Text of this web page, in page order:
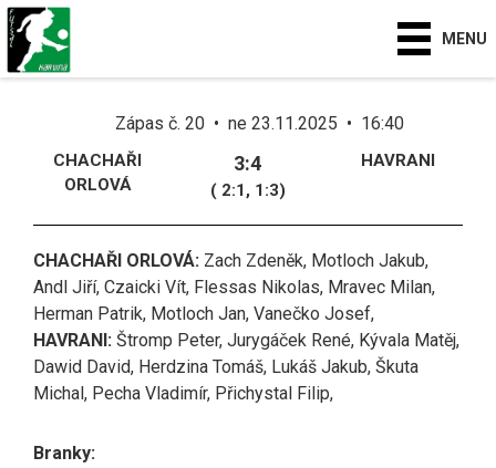
MENU
Zápas č. 20 • ne 23.11.2025 • 16:40
CHACHAŘI
ORLOVÁ
3:4
( 2:1, 1:3)
HAVRANI
CHACHAŘI ORLOVÁ: Zach Zdeněk, Motloch Jakub,
Andl Jiří, Czaicki Vít, Flessas Nikolas, Mravec Milan,
Herman Patrik, Motloch Jan, Vanečko Josef,
HAVRANI: Štromp Peter, Jurygáček René, Kývala Matěj,
Dawid David, Herdzina Tomáš, Lukáš Jakub, Škuta
Michal, Pecha Vladimír, Přichystal Filip,
Branky: